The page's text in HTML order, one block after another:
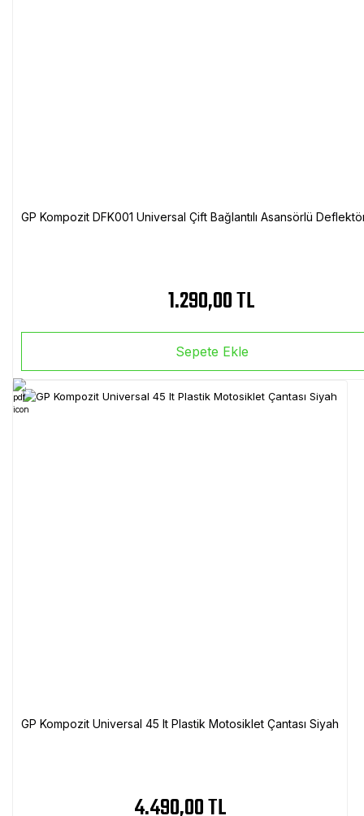
GP Kompozit DFK001 Universal Çift Bağlantılı Asansörlü
1.290,00 TL
Sepete Ekle
GP Kompozit Universal 45 lt Plastik Motosiklet Çantası Siyah
4.490,00 TL